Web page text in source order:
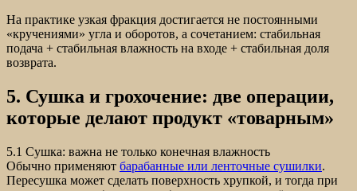
На практике узкая фракция достигается не постоянными
«кручениями» угла и оборотов, а сочетанием: стабильная
подача + стабильная влажность на входе + стабильная доля
возврата.
5. Сушка и грохочение: две операции,
которые делают продукт «товарным»
5.1 Сушка: важна не только конечная влажность
Обычно применяют барабанные или ленточные сушилки.
Пересушка может сделать поверхность хрупкой, и тогда при